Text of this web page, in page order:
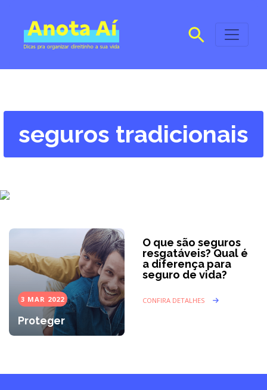
seguros tradicionais
3 MAR 2022
Proteger
O que são seguros
resgatáveis? Qual é
a diferença para
seguro de vida?
CONFIRA DETALHES